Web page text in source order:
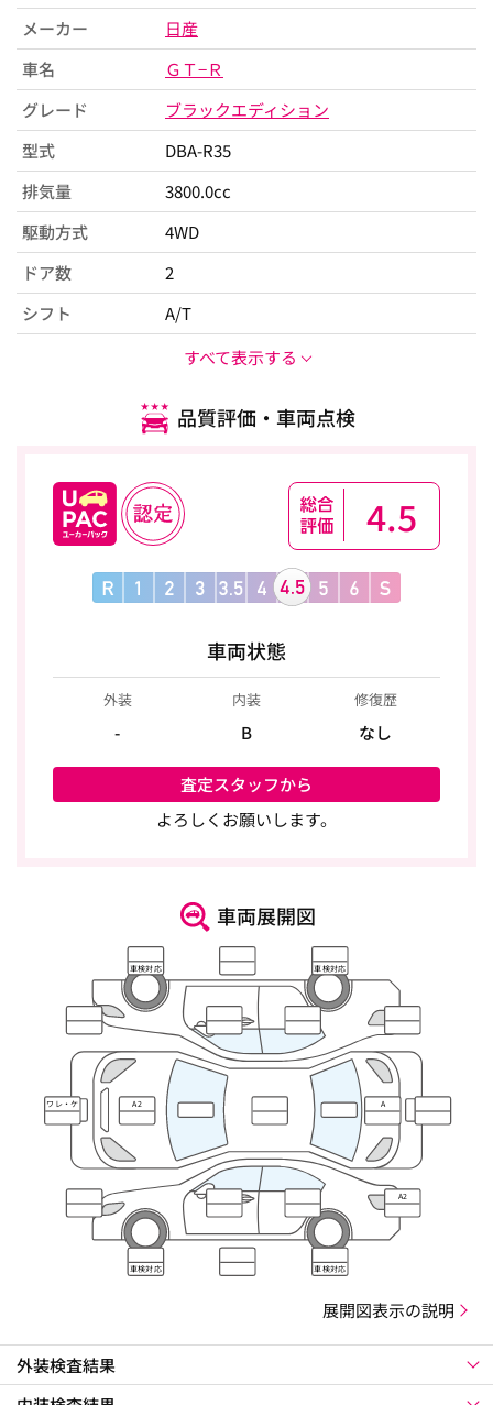
メーカー
日産
車名
ＧＴ−Ｒ
グレード
ブラックエディション
型式
DBA-R35
排気量
3800.0cc
駆動方式
4WD
ドア数
2
シフト
A/T
すべて表示する
品質評価・車両点検
4.5
車両状態
外装
-
内装
B
修復歴
なし
査定スタッフから
よろしくお願いします。
車両展開図
車検対応 車検対応
ワレ・ケ
ズレ
A2 A
A2
車検対応 車検対応
展開図表示の説明
外装検査結果